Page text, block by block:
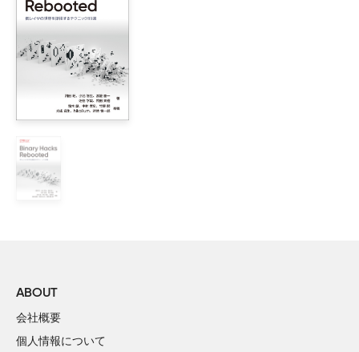
	3.　fileでファイルの種類をチェックする
2章　オブジェクトファイルHack
	8.　readelfでELFファイルの情報を表示する
	9.　objdumpでオブジェクトファイルをダンプする
	10.　objdumpでオブジェクトファイルを逆アセンブルする
	15.　addr2lineでアドレスからファイル名と行番号を取得する
	16.　stripでオブジェクトファイルからシンボルを削除する
	18.　CとC++のプログラムをリンクするときの注意点
ABOUT
会社概要
個人情報について